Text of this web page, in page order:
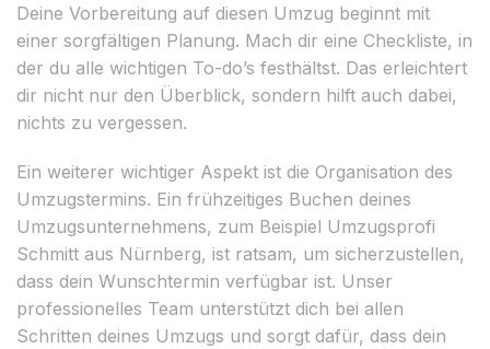
Deine Vorbereitung auf diesen Umzug beginnt mit
einer sorgfältigen Planung. Mach dir eine Checkliste, in
der du alle wichtigen To-do’s festhältst. Das erleichtert
dir nicht nur den Überblick, sondern hilft auch dabei,
nichts zu vergessen.
Ein weiterer wichtiger Aspekt ist die Organisation des
Umzugstermins. Ein frühzeitiges Buchen deines
Umzugsunternehmens, zum Beispiel Umzugsprofi
Schmitt aus Nürnberg, ist ratsam, um sicherzustellen,
dass dein Wunschtermin verfügbar ist. Unser
professionelles Team unterstützt dich bei allen
Schritten deines Umzugs und sorgt dafür, dass dein